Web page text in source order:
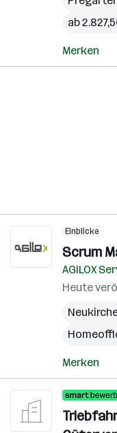
ab
Merken
Einblicke
Scrum
AGILOX
Heute
Merken